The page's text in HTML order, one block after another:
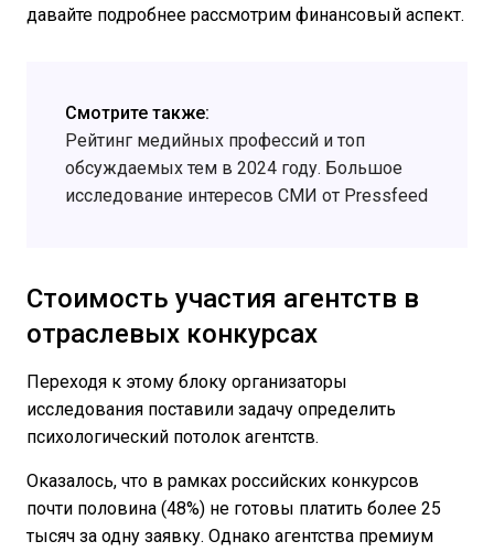
давайте подробнее рассмотрим финансовый аспект.
Смотрите также:
Рейтинг медийных профессий и топ
обсуждаемых тем в 2024 году. Большое
исследование интересов СМИ от Pressfeed
Стоимость участия агентств в
отраслевых конкурсах
Переходя к этому блоку организаторы
исследования поставили задачу определить
психологический потолок агентств.
Оказалось, что в рамках российских конкурсов
почти половина (48%) не готовы платить более 25
тысяч за одну заявку. Однако агентства премиум